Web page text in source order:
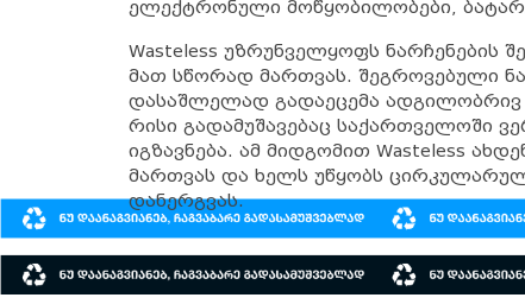
ელექტრონული მოწყობილობები,
Wasteless უზრუნველყოფს ნარჩენების
მათ სწორად მართვას. შეგროვებული
დასაშლელად გადაეცემა
რისი გადამუშავებაც საქართველოში
იგზავნება. ამ მიდგომით Wasteless
მართვას და ხელს უწყობს
დანერგვას.